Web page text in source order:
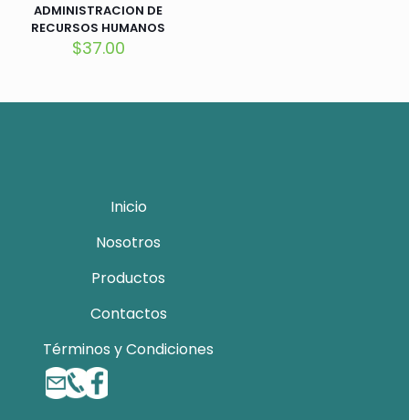
ADMINISTRACION DE
RECURSOS HUMANOS
$37.00
Inicio
Nosotros
Productos
Contactos
Términos y Condiciones